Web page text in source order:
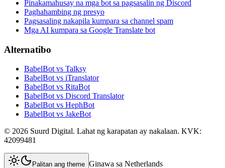
Pinakamahusay na mga bot sa pagsasalin ng Discord
Paghahambing ng presyo
Pagsasaling nakapila kumpara sa channel spam
Mga AI kumpara sa Google Translate bot
Alternatibo
BabelBot vs Talksy
BabelBot vs iTranslator
BabelBot vs RitaBot
BabelBot vs Discord Translator
BabelBot vs HephBot
BabelBot vs JakeBot
© 2026 Suurd Digital. Lahat ng karapatan ay nakalaan. KVK:
42099481
Palitan ang theme Ginawa sa Netherlands